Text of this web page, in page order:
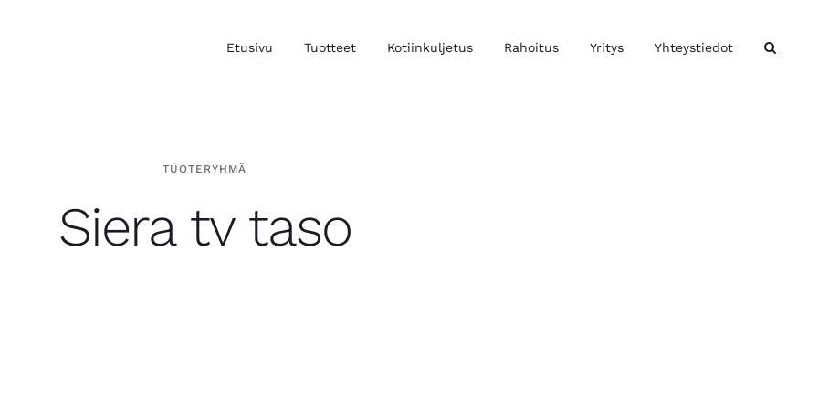
Etusivu Tuotteet Kotiinkuljetus Rahoitus Yritys Yhteystiedot
TUOTERYHMÄ
Siera tv taso